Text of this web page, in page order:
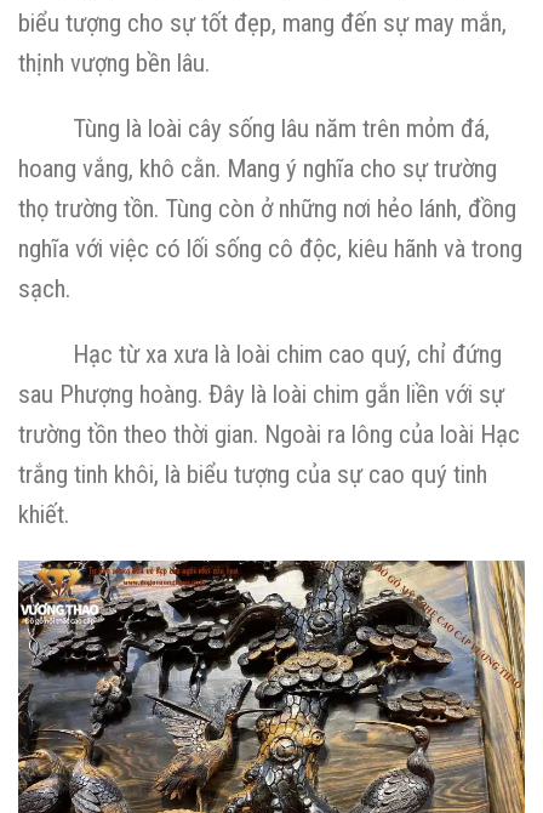
biểu tượng cho sự tốt đẹp, mang đến sự may mắn,
thịnh vượng bền lâu.
Tùng là loài cây sống lâu năm trên mỏm đá,
hoang vắng, khô cằn. Mang ý nghĩa cho sự trường
thọ trường tồn. Tùng còn ở những nơi hẻo lánh, đồng
nghĩa với việc có lối sống cô độc, kiêu hãnh và trong
sạch.
Hạc từ xa xưa là loài chim cao quý, chỉ đứng
sau Phượng hoàng. Đây là loài chim gắn liền với sự
trường tồn theo thời gian. Ngoài ra lông của loài Hạc
trắng tinh khôi, là biểu tượng của sự cao quý tinh
khiết.